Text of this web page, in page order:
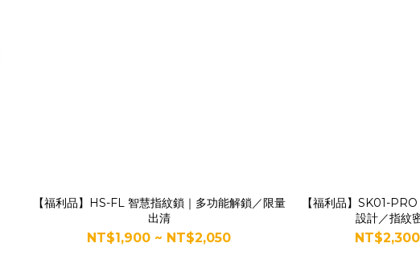
【福利品】HS-FL 智慧指紋鎖｜多功能解鎖／限量
出清
NT$1,900 ~ NT$2,050
【福利品】SK01-
設計／指紋